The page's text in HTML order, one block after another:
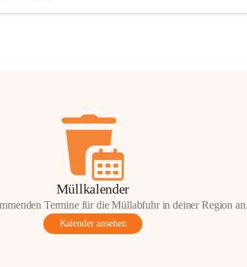
Müllkalender
Termine für die Müllabfuhr in deiner Region
Kalender ansehen